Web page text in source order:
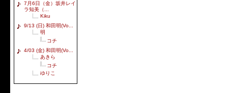
7月6日（金）坂井レイ
ラ知美（...
Kiku
9/13 (日) 和田明(Vo...
明
コチ
4/03 (金) 和田明(Vo...
あきら
コチ
ゆりこ